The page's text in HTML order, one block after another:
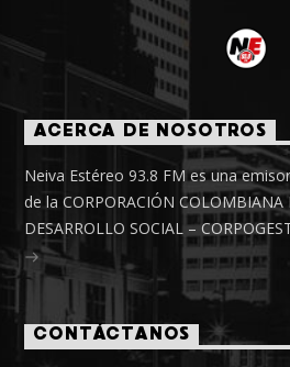
ACERCA DE NOSOTROS
Neiva Estéreo 93.8 FM es una
de la CORPORACIÓN COLOMBIANA
DESARROLLO SOCIAL –
CONTÁCTANOS